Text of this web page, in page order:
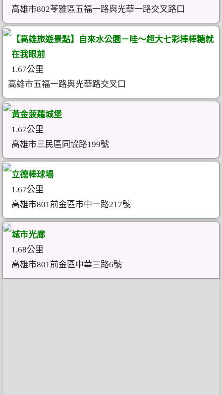
高雄市802苓雅區五福一路與光華一路交叉路口
【高雄旅遊景點】自來水公園－哇～超大七彩棒棒糖就
在我眼前
1.67公里
高雄市五福一路與光華路交叉口
黃金菠蘿城堡
1.67公里
高雄市三民區同協路199號
立德棒球場
1.67公里
高雄市801前金區市中一路217號
城市光廊
1.68公里
高雄市801前金區中華三路6號